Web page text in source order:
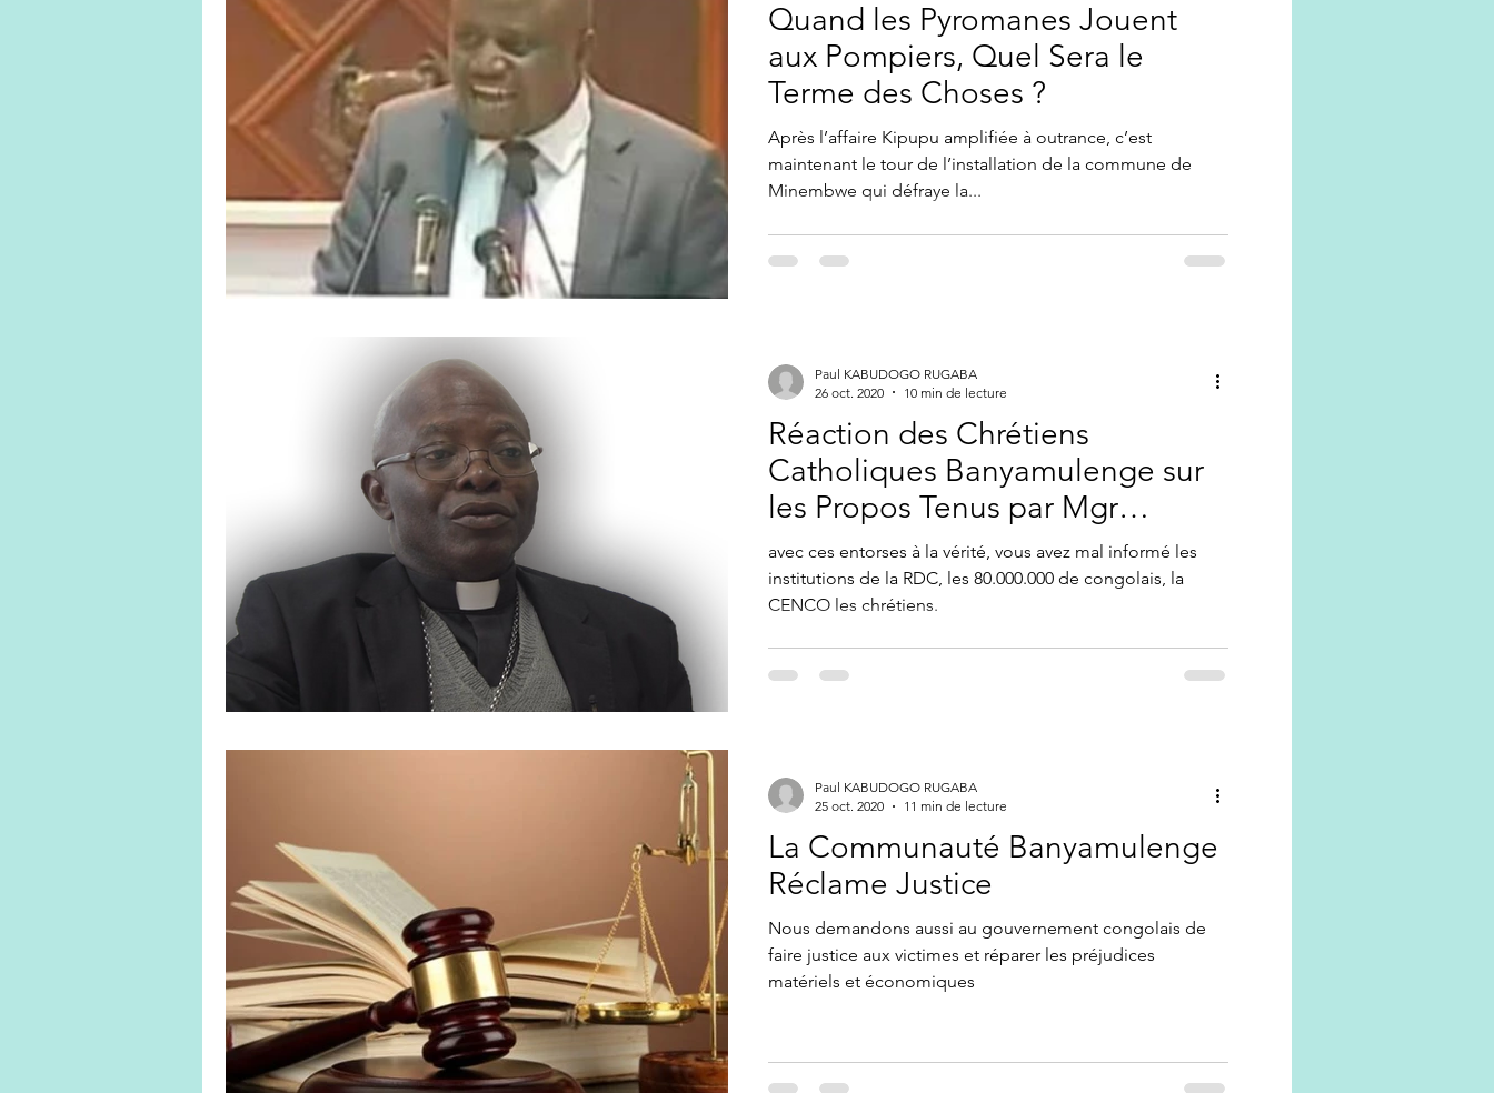
Quand les Pyromanes Jouent
aux Pompiers, Quel Sera le
Terme des Choses ?
Après l’affaire Kipupu amplifiée à outrance, c’est
maintenant le tour de l’installation de la commune de
Minembwe qui défraye la...
Réaction des Chrétiens
Catholiques Banyamulenge sur
les Propos Tenus par Mgr
Sébastien Muyengo
avec ces entorses à la vérité, vous avez mal informé les
institutions de la RDC, les 80.000.000 de congolais, la
CENCO les chrétiens.
Paul KABUDOGO RUGABA
26 oct. 2020
10 min de lecture
La Communauté Banyamulenge
Réclame Justice
Nous demandons aussi au gouvernement congolais de
faire justice aux victimes et réparer les préjudices
matériels et économiques
Paul KABUDOGO RUGABA
25 oct. 2020
11 min de lecture